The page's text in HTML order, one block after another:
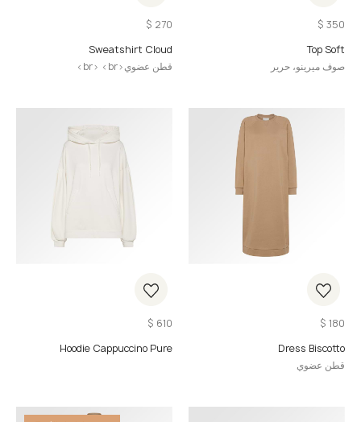
$ 350
Top Soft
صوف ميرينو، حرير
$ 270
Sweatshirt Cloud
قطن عضوي<br> <br>
$ 180
Dress Biscotto
قطن عضوي
$ 610
Hoodie Cappuccino Pure